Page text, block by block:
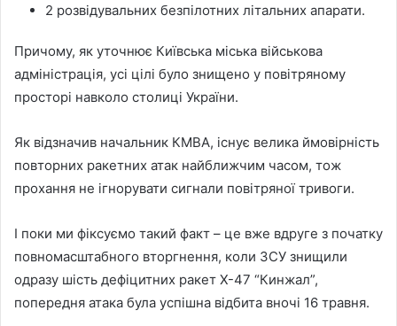
2 розвідувальних безпілотних літальних апарати.
Причому, як уточнює Київська міська військова
адміністрація, усі цілі було знищено у повітряному
просторі навколо столиці України.
Як відзначив начальник КМВА, існує велика ймовірність
повторних ракетних атак найближчим часом, тож
прохання не ігнорувати сигнали повітряної тривоги.
І поки ми фіксуємо такий факт – це вже вдруге з початку
повномасштабного вторгнення, коли ЗСУ знищили
одразу шість дефіцитних ракет Х-47 “Кинжал”,
попередня атака була успішна відбита вночі 16 травня.